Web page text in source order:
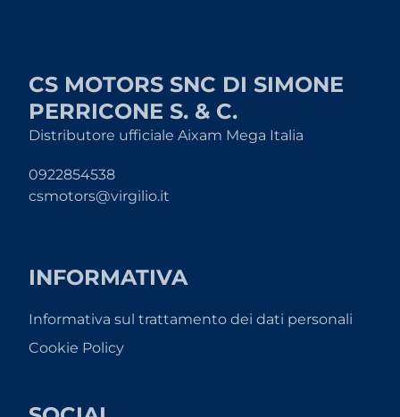
CS MOTORS SNC DI SIMONE
PERRICONE S. & C.
Distributore ufficiale Aixam Mega Italia
0922854538
csmotors@virgilio.it
INFORMATIVA
Informativa sul trattamento dei dati personali
Cookie Policy